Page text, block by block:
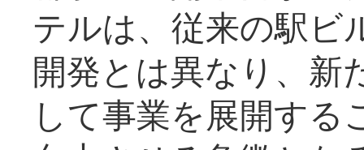
テルは、従来の駅ビ
開発とは異なり、新
して事業を展開する